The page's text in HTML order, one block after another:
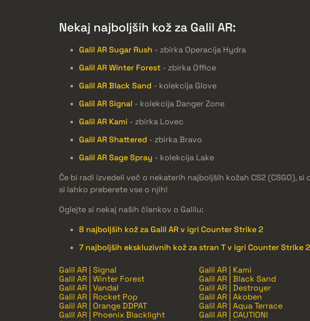
Nekaj najboljših kož za Galil AR:
Galil AR Sugar Rush - zbirka Operacija Hydra
Galil AR Winter Forest - zbirka Office
Galil AR Black Sand - kolekcija Glove
Galil AR Signal - kolekcija Danger Zone
Galil AR Kami - zbirka Lovec
Galil AR Shattered - zbirka Bravo
Galil AR Sage Spray - kolekcija Lake
Če bi radi izvedeli več o nekaterih najboljših kožah CS2 (CSGO), si
si lahko preberete vse o njih!
Oglejte si nekaj naših člankov o Galilu:
8 najboljših kož za Galil AR v igri Counter Strike 2
7 najboljših ekskluzivnih kož za stran T v igri Counter Strike 2
Galil AR | Signal Galil AR | Kami
Galil AR | Winter Forest
Galil AR | Black Sand
Galil AR | Vandal
Galil AR | Destroyer
Galil AR | Rocket Pop
Galil AR | Akoben
Galil AR | Orange DDPAT
Galil AR | Aqua Terrace
Galil AR | Phoenix Blacklight
Galil AR | CAUTION!